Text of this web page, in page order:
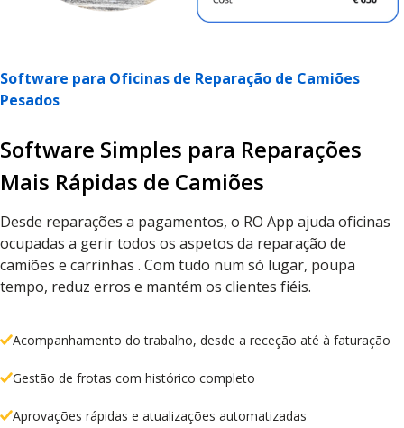
Software para Oficinas de Reparação de Camiões
Pesados
Software Simples para Reparações
Mais Rápidas de Camiões
Desde reparações a pagamentos, o RO App ajuda oficinas
ocupadas a gerir todos os aspetos da reparação de
camiões e carrinhas . Com tudo num só lugar, poupa
tempo, reduz erros e mantém os clientes fiéis.
Acompanhamento do trabalho, desde a receção até à faturação
Gestão de frotas com histórico completo
Aprovações rápidas e atualizações automatizadas